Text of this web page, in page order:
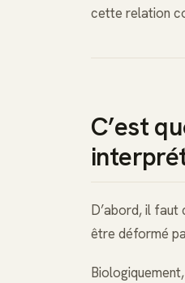
cette relation
C’est
D’abord, il faut
être déformé